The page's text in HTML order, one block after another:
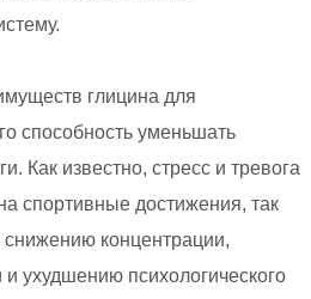
глицина для
способность уменьшать
Как известно, стресс и тревога
спортивные достижения, так
снижению концентрации,
ухудшению психологического